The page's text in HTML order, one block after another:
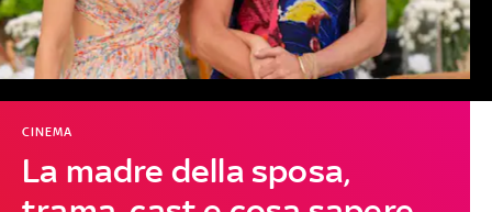
La madre della sposa,
CINEMA